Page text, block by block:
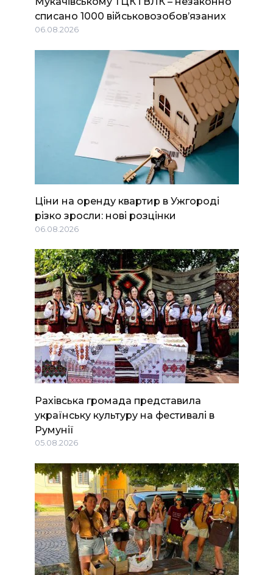
списано 1000 військовозобов’язаних
06.08.2026
Ціни на оренду квартир в Ужгороді
різко зросли: нові розцінки
06.08.2026
Рахівська громада представила
українську культуру на фестивалі в
Румунії
05.08.2026